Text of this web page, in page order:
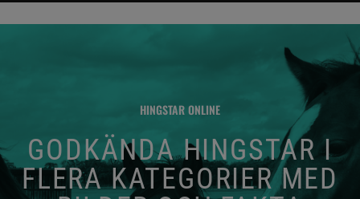
HINGSTAR ONLINE
GODKÄNDA HINGSTAR I
FLERA KATEGORIER MED